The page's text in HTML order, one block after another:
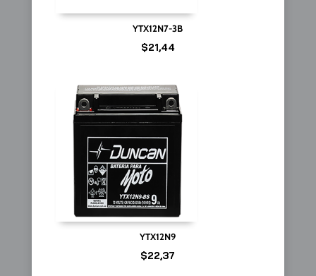
YTX12N7-3B
$21,44
YTX12N9
$22,37